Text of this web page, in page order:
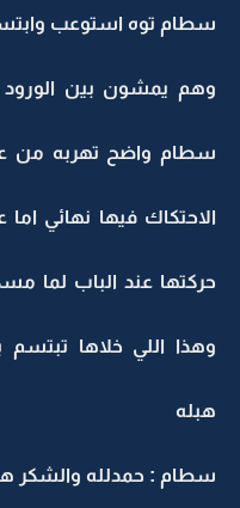
سطام توه استوعب
وهم يمشون بين الورود
سطام واضح تهربه من
الاحتكاك فيها نهائي
حركتها عند الباب لما
وهذا اللي خلاها تبتسم
هبله
سطام : حمدلله والشكر